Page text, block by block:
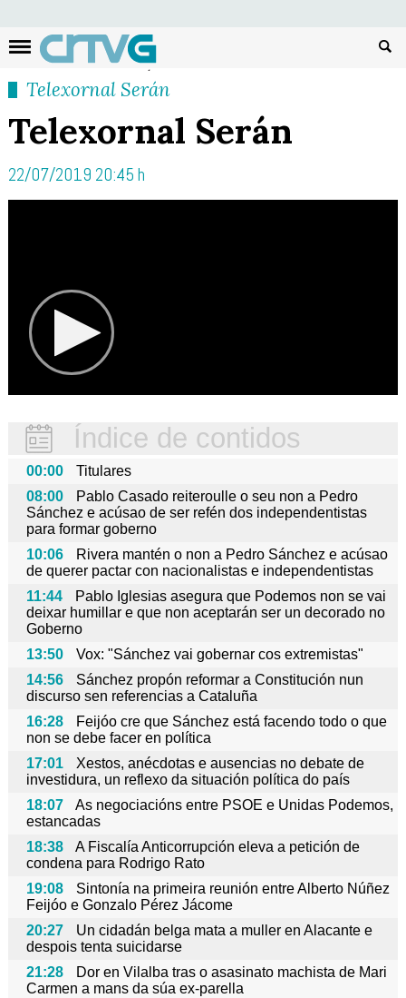
Telexornal Serán
Telexornal Serán
22/07/2019 20:45 h
Índice de contidos
00:00
Titulares
08:00
Pablo Casado reiteroulle o seu non a Pedro
Sánchez e acúsao de ser refén dos independentistas
para formar goberno
10:06
Rivera mantén o non a Pedro Sánchez e acúsao
de querer pactar con nacionalistas e independentistas
11:44
Pablo Iglesias asegura que Podemos non se vai
deixar humillar e que non aceptarán ser un decorado no
Goberno
13:50
Vox: "Sánchez vai gobernar cos extremistas"
14:56
Sánchez propón reformar a Constitución nun
discurso sen referencias a Cataluña
16:28
Feijóo cre que Sánchez está facendo todo o que
non se debe facer en política
17:01
Xestos, anécdotas e ausencias no debate de
investidura, un reflexo da situación política do país
18:07
As negociacións entre PSOE e Unidas Podemos,
estancadas
18:38
A Fiscalía Anticorrupción eleva a petición de
condena para Rodrigo Rato
19:08
Sintonía na primeira reunión entre Alberto Núñez
Feijóo e Gonzalo Pérez Jácome
20:27
Un cidadán belga mata a muller en Alacante e
despois tenta suicidarse
21:28
Dor en Vilalba tras o asasinato machista de Mari
Carmen a mans da súa ex-parella